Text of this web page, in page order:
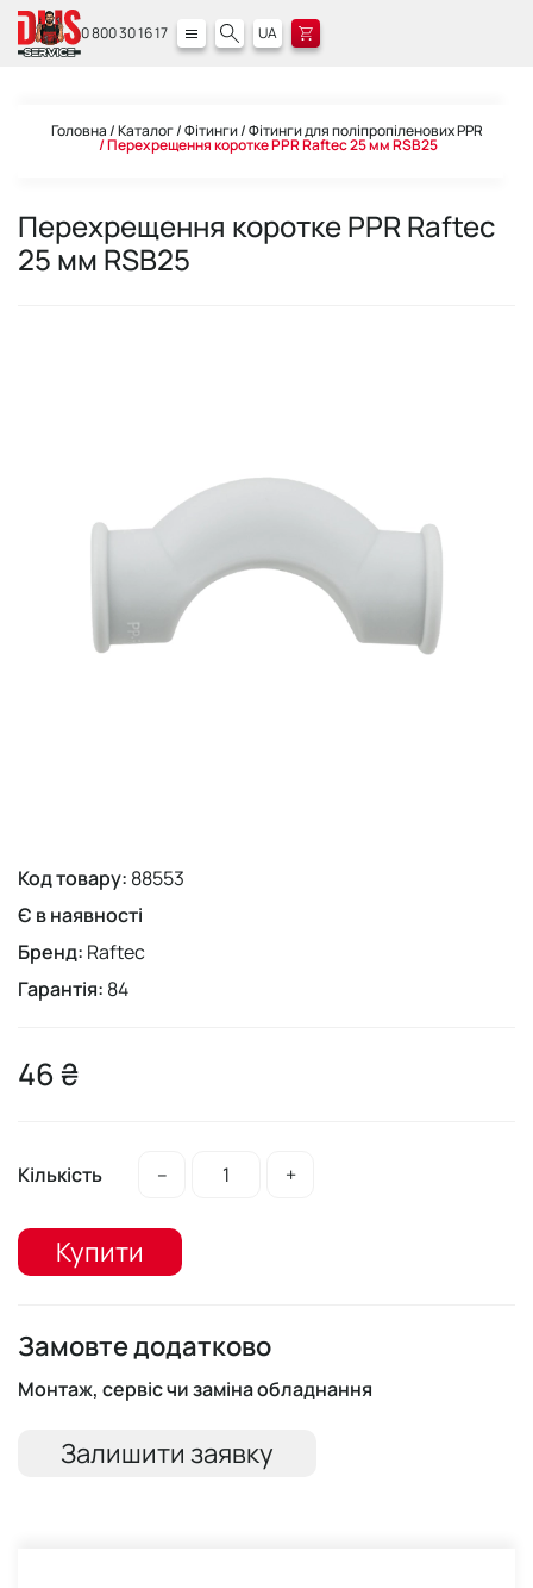
0 800 30 16 17 UA
Головна Каталог Фітинги Фітинги для поліпропіленових PPR
Перехрещення коротке PPR Raftec 25 мм RSB25
Перехрещення коротке PPR Raftec
25 мм RSB25
Код товару: 88553
Є в наявності
Бренд: Raftec
Гарантія: 84
46 ₴
Кількість – +
Купити
Замовте додатково
Монтаж, сервіс чи заміна обладнання
Залишити заявку